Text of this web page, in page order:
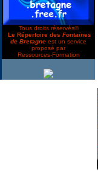
Tous droits réservés©
Le Répertoire des Fontaines
de Bretagne est un service
proposé par
Ressources-Formation